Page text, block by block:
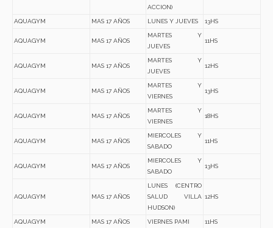
ACCION)
AQUAGYM MAS 17 AÑOS LUNES Y JUEVES 13HS
AQUAGYM MAS 17 AÑOS
MARTES Y
JUEVES
11HS
AQUAGYM MAS 17 AÑOS
MARTES Y
JUEVES
12HS
AQUAGYM MAS 17 AÑOS
MARTES Y
VIERNES
13HS
AQUAGYM MAS 17 AÑOS
MARTES Y
VIERNES
18HS
AQUAGYM MAS 17 AÑOS
MIERCOLES Y
SABADO
11HS
AQUAGYM MAS 17 AÑOS
MIERCOLES Y
SABADO
13HS
AQUAGYM MAS 17 AÑOS
LUNES (CENTRO
SALUD VILLA
HUDSON)
12HS
AQUAGYM MAS 17 AÑOS VIERNES PAMI 11HS